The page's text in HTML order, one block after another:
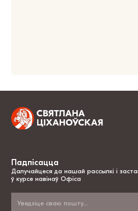
Падпісацца
Далучайцеся да нашай рассылкі і
ў курсе навінаў Офіса